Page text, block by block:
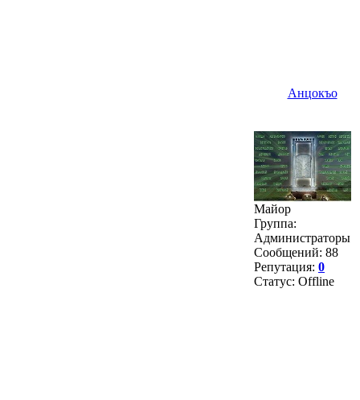
Анцокъо
Майор
Группа:
Администраторы
Сообщений: 88
Репутация: 0
Статус: Offline